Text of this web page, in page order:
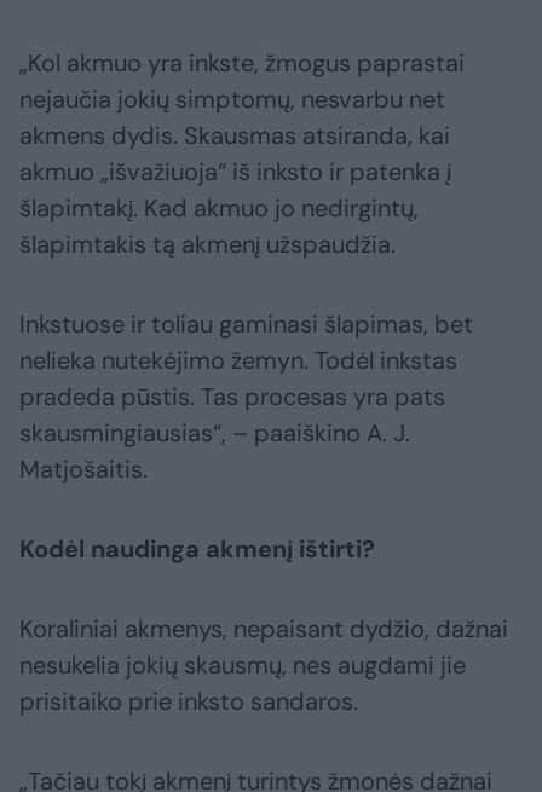
„Kol akmuo yra inkste, žmogus paprastai
nejaučia jokių simptomų, nesvarbu net
akmens dydis. Skausmas atsiranda, kai
akmuo „išvažiuoja“ iš inksto ir patenka į
šlapimtakį. Kad akmuo jo nedirgintų,
šlapimtakis tą akmenį užspaudžia.
Inkstuose ir toliau gaminasi šlapimas, bet
nelieka nutekėjimo žemyn. Todėl inkstas
pradeda pūstis. Tas procesas yra pats
skausmingiausias“, – paaiškino A. J.
Matjošaitis.
Kodėl naudinga akmenį ištirti?
Koraliniai akmenys, nepaisant dydžio, dažnai
nesukelia jokių skausmų, nes augdami jie
prisitaiko prie inksto sandaros.
„Tačiau tokį akmenį turintys žmonės dažnai